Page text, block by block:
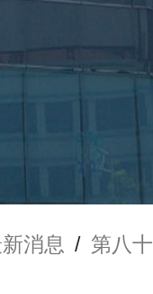
消息 / 第八